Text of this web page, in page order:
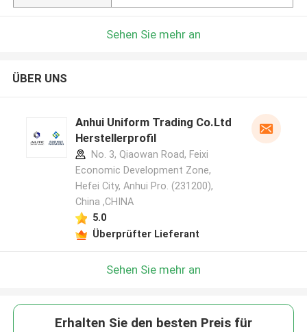
Sehen Sie mehr an
ÜBER UNS
Anhui Uniform Trading Co.Ltd
Herstellerprofil
No. 3, Qiaowan Road, Feixi
Economic Development Zone,
Hefei City, Anhui Pro. (231200),
China ,CHINA
5.0
Überprüfter Lieferant
Sehen Sie mehr an
Erhalten Sie den besten Preis für